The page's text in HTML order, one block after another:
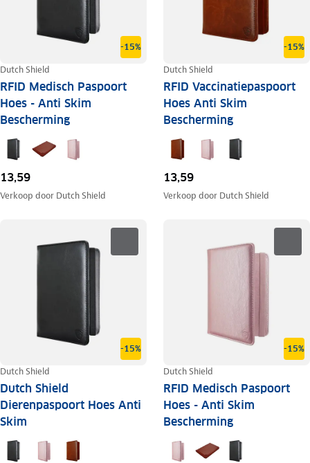
-15%
Dutch Shield
RFID Medisch Paspoort
Hoes - Anti Skim
Bescherming
13,59
Verkoop door Dutch Shield
-15%
Dutch Shield
RFID Vaccinatiepaspoort
Hoes Anti Skim
Bescherming
13,59
Verkoop door Dutch Shield
-15%
Dutch Shield
Dutch Shield
Dierenpaspoort Hoes Anti
Skim
-15%
Dutch Shield
RFID Medisch Paspoort
Hoes - Anti Skim
Bescherming